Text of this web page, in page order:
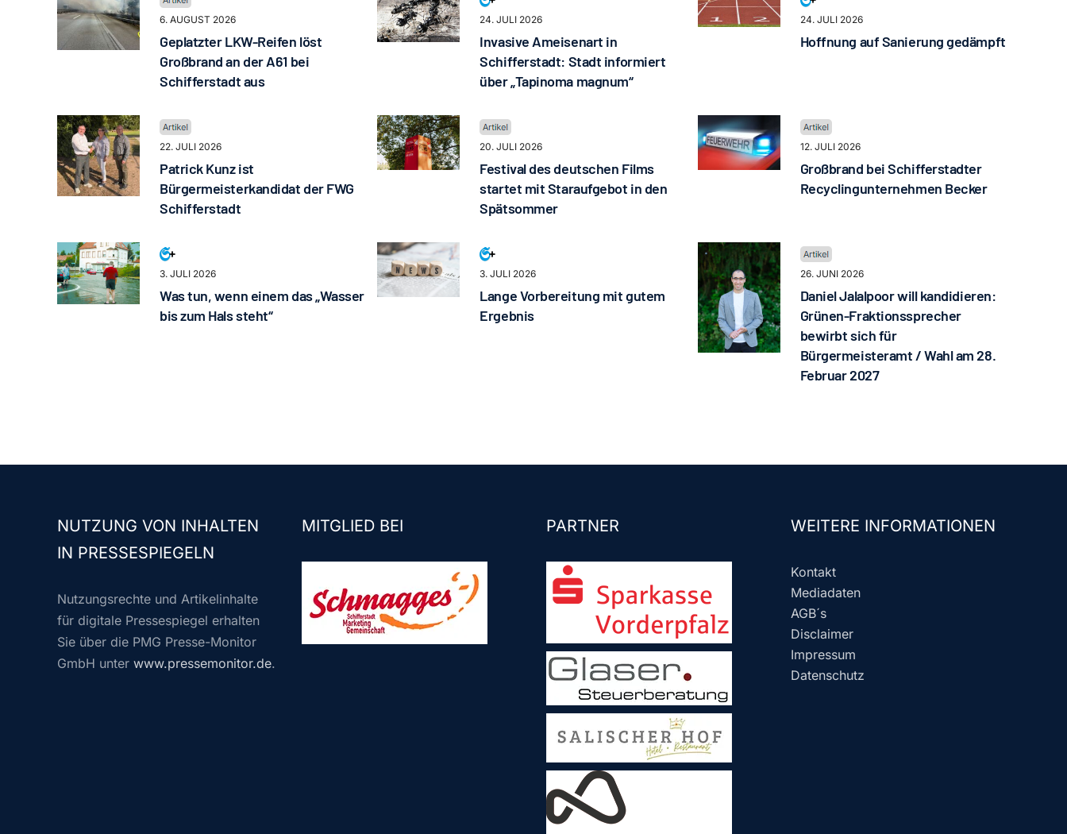
6. AUGUST 2026
Geplatzter LKW-Reifen löst
Großbrand an der A61 bei
Schifferstadt aus
24. JULI 2026
Invasive Ameisenart in
Schifferstadt: Stadt informiert
über „Tapinoma magnum“
24. JULI 2026
Hoffnung auf Sanierung gedämpft
22. JULI 2026
Patrick Kunz ist
Bürgermeisterkandidat der FWG
Schifferstadt
20. JULI 2026
Festival des deutschen Films
startet mit Staraufgebot in den
Spätsommer
12. JULI 2026
Großbrand bei Schifferstadter
Recyclingunternehmen Becker
3. JULI 2026
Was tun, wenn einem das „Wasser
bis zum Hals steht“
3. JULI 2026
Lange Vorbereitung mit gutem
Ergebnis
26. JUNI 2026
Daniel Jalalpoor will kandidieren:
Grünen-Fraktionssprecher
bewirbt sich für
Bürgermeisteramt / Wahl am 28.
Februar 2027
NUTZUNG VON INHALTEN
IN PRESSESPIEGELN
Nutzungsrechte und Artikelinhalte
für digitale Pressespiegel erhalten
Sie über die PMG Presse-Monitor
GmbH unter www.pressemonitor.de.
MITGLIED BEI PARTNER WEITERE INFORMATIONEN
Kontakt
Mediadaten
AGB´s
Disclaimer
Impressum
Datenschutz